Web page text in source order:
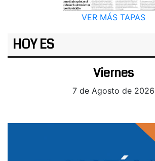
VER MÁS TAPAS
HOY ES
Viernes
7 de Agosto de 2026